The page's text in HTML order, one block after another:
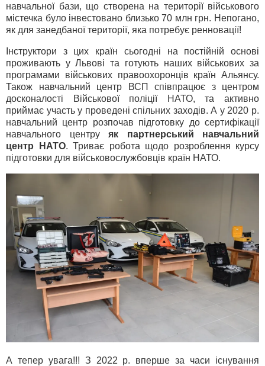
навчальної бази, що створена на території військового
містечка було інвестовано близько 70 млн грн. Непогано,
як для занедбаної території, яка потребує ренновації!
Інструктори з цих країн сьогодні на постійній основі
проживають у Львові та готують наших військових за
програмами військових правоохоронців країн Альянсу.
Також навчальний центр ВСП співпрацює з центром
досконалості Військової поліції НАТО, та активно
приймає участь у проведені спільних заходів. А у 2020 р.
навчальний центр розпочав підготовку до сертифікації
навчального центру як партнерський навчальний
центр НАТО. Триває робота щодо розроблення курсу
підготовки для військовослужбовців країн НАТО.
А тепер увага!!! З 2022 р. вперше за часи існування